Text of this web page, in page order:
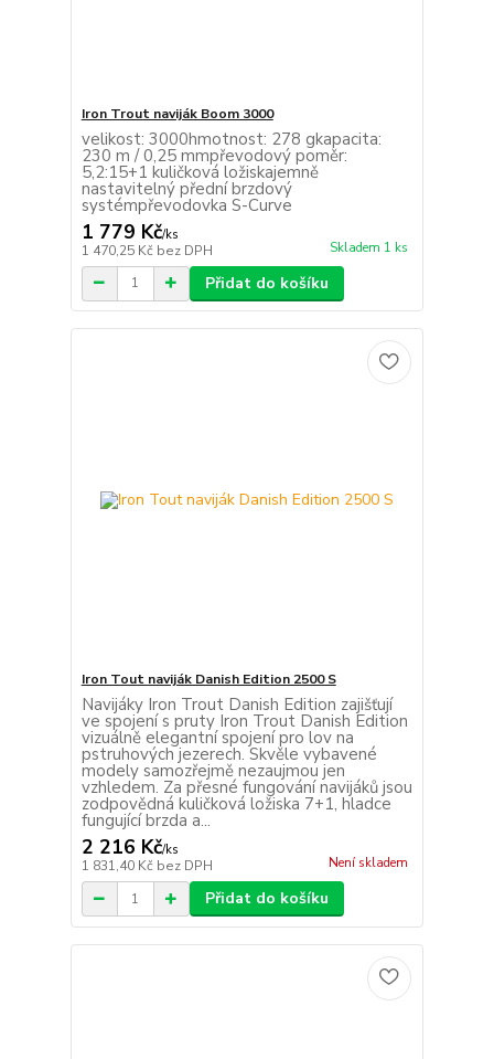
Iron Trout naviják Boom 3000
velikost: 3000hmotnost: 278 gkapacita:
230 m / 0,25 mmpřevodový poměr:
5,2:15+1 kuličková ložiskajemně
nastavitelný přední brzdový
systémpřevodovka S-Curve
1 779 Kč/ks
1 470,25 Kč bez DPH Skladem 1 ks
Přidat do košíku
Iron Tout naviják Danish Edition 2500 S
Navijáky Iron Trout Danish Edition zajišťují
ve spojení s pruty Iron Trout Danish Edition
vizuálně elegantní spojení pro lov na
pstruhových jezerech. Skvěle vybavené
modely samozřejmě nezaujmou jen
vzhledem. Za přesné fungování navijáků jsou
zodpovědná kuličková ložiska 7+1, hladce
fungující brzda a...
2 216 Kč/ks
1 831,40 Kč bez DPH Není skladem
Přidat do košíku